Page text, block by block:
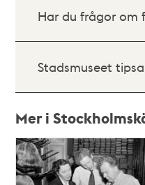
Har du frågor om
Stadsmuseet
Mer i
Relaterade
poster
och